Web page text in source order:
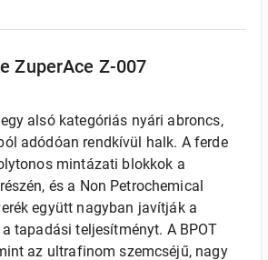
ZuperAce Z-007
alsó kategóriás nyári abroncs,
adódóan rendkívül halk. A ferde
mintázati blokkok a
és a Non Petrochemical
együtt nagyban javítják a
tapadási teljesítményt. A BPOT
az ultrafinom szemcséjű, nagy